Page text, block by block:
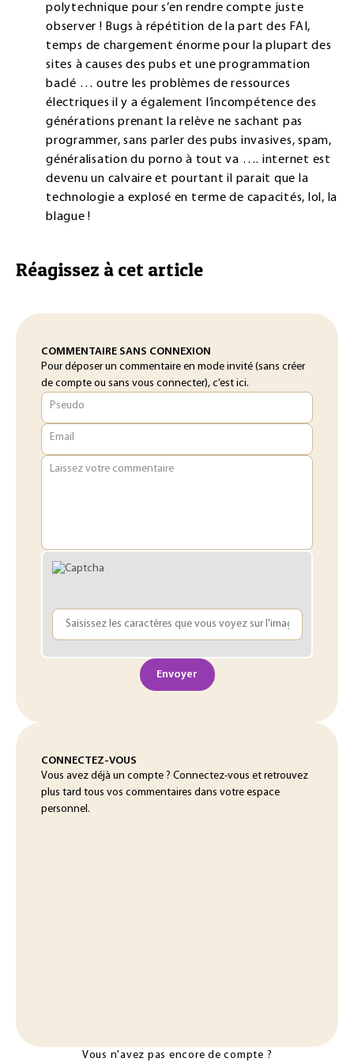
polytechnique pour s’en rendre compte juste
observer ! Bugs à répétition de la part des FAI,
temps de chargement énorme pour la plupart des
sites à causes des pubs et une programmation
baclé … outre les problèmes de ressources
électriques il y a également l’incompétence des
générations prenant la relève ne sachant pas
programmer, sans parler des pubs invasives, spam,
généralisation du porno à tout va …. internet est
devenu un calvaire et pourtant il parait que la
technologie a explosé en terme de capacités, lol, la
blague !
Réagissez à cet article
COMMENTAIRE SANS CONNEXION
Pour déposer un commentaire en mode invité (sans créer
de compte ou sans vous connecter), c’est ici.
Pseudo
Email
Laissez votre commentaire
Envoyer
CONNECTEZ-VOUS
Vous avez déjà un compte ? Connectez-vous et retrouvez
plus tard tous vos commentaires dans votre espace
personnel.
Vous n'avez pas encore de compte ?